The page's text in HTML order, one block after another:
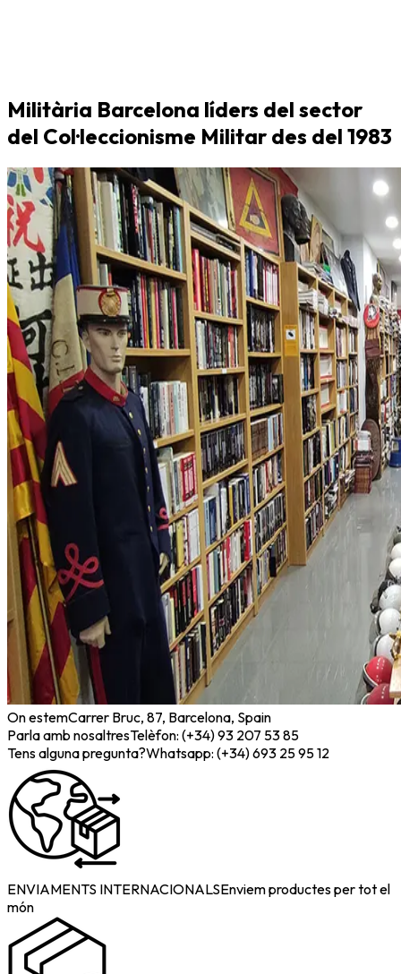
Militària Barcelona líders del sector
del Col·leccionisme Militar des del 1983
On estemCarrer Bruc, 87, Barcelona, Spain
Parla amb nosaltresTelèfon: (+34) 93 207 53 85
Tens alguna pregunta?Whatsapp: (+34) 693 25 95 12
ENVIAMENTS INTERNACIONALSEnviem productes per tot el
món